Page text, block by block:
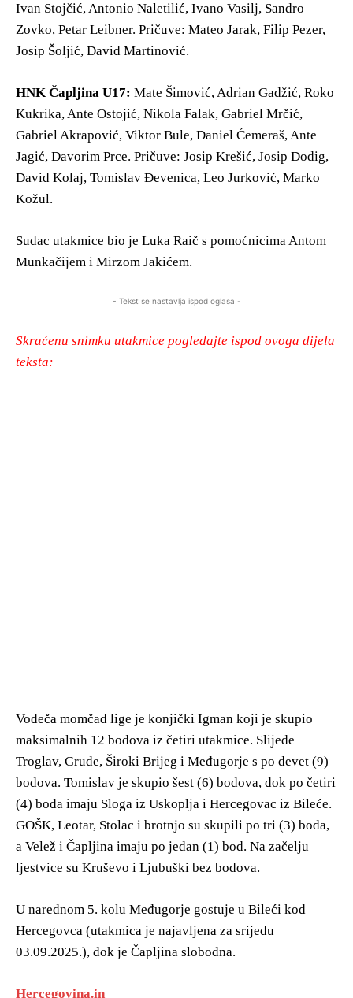
Ivan Stojčić, Antonio Naletilić, Ivano Vasilj, Sandro
Zovko, Petar Leibner. Pričuve: Mateo Jarak, Filip Pezer,
Josip Šoljić, David Martinović.
HNK Čapljina U17: Mate Šimović, Adrian Gadžić, Roko
Kukrika, Ante Ostojić, Nikola Falak, Gabriel Mrčić,
Gabriel Akrapović, Viktor Bule, Daniel Ćemeraš, Ante
Jagić, Davorim Prce. Pričuve: Josip Krešić, Josip Dodig,
David Kolaj, Tomislav Đevenica, Leo Jurković, Marko
Kožul.
Sudac utakmice bio je Luka Raič s pomoćnicima Antom
Munkačijem i Mirzom Jakićem.
- Tekst se nastavlja ispod oglasa -
Skraćenu snimku utakmice pogledajte ispod ovoga dijela
teksta:
Vodeča momčad lige je konjički Igman koji je skupio
maksimalnih 12 bodova iz četiri utakmice. Slijede
Troglav, Grude, Široki Brijeg i Međugorje s po devet (9)
bodova. Tomislav je skupio šest (6) bodova, dok po četiri
(4) boda imaju Sloga iz Uskoplja i Hercegovac iz Bileće.
GOŠK, Leotar, Stolac i brotnjo su skupili po tri (3) boda,
a Velež i Čapljina imaju po jedan (1) bod. Na začelju
ljestvice su Kruševo i Ljubuški bez bodova.
U narednom 5. kolu Međugorje gostuje u Bileći kod
Hercegovca (utakmica je najavljena za srijedu
03.09.2025.), dok je Čapljina slobodna.
Hercegovina.in